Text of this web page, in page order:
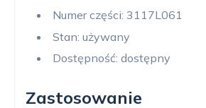
Numer części: 3117L061
Stan: używany
Dostępność: dostępny
Zastosowanie